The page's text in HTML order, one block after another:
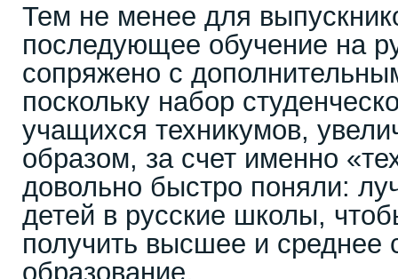
Тем не менее для
последующее обучение на
сопряжено с
поскольку набор
учащихся техникумов,
образом, за счет именно
довольно быстро поняли:
детей в русские школы,
получить высшее и среднее
образование.